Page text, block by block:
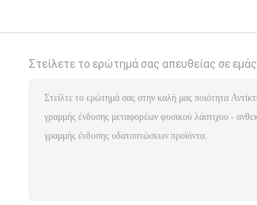
Στείλετε το ερώτημά σας απευθείας σε εμάς